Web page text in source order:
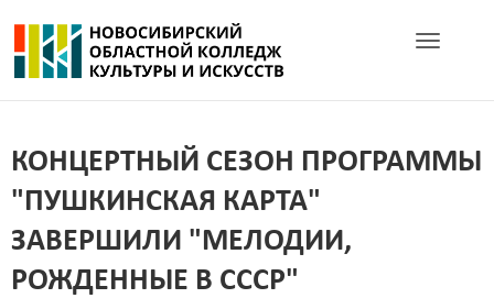
Toggle
КОНЦЕРТНЫЙ СЕЗОН ПРОГРАММЫ
"ПУШКИНСКАЯ КАРТА"
ЗАВЕРШИЛИ "МЕЛОДИИ,
РОЖДЕННЫЕ В СССР"